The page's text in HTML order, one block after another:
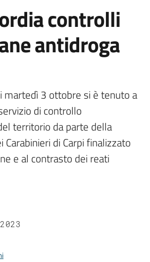
controlli
antidroga
martedì 3 ottobre si è tenuto a
di controllo
territorio da parte della
Carabinieri di Carpi finalizzato
e al contrasto dei reati